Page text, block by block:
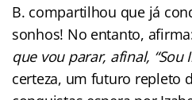
B. compartilhou que já
sonhos! No entanto,
que vou parar, afinal, “Sou
certeza, um futuro repleto